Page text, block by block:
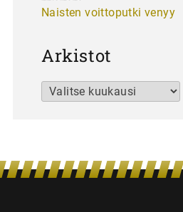
Naisten voittoputki venyy
Arkistot
Arkistot